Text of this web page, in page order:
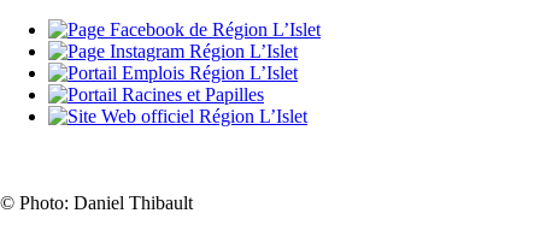
© Photo: Daniel Thibault